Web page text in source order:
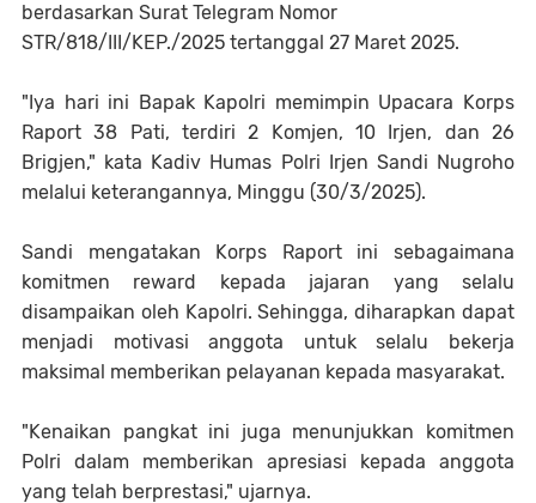
berdasarkan Surat Telegram Nomor
STR/818/III/KEP./2025 tertanggal 27 Maret 2025.
"Iya hari ini Bapak Kapolri memimpin Upacara Korps
Raport 38 Pati, terdiri 2 Komjen, 10 Irjen, dan 26
Brigjen," kata Kadiv Humas Polri Irjen Sandi Nugroho
melalui keterangannya, Minggu (30/3/2025).
Sandi mengatakan Korps Raport ini sebagaimana
komitmen reward kepada jajaran yang selalu
disampaikan oleh Kapolri. Sehingga, diharapkan dapat
menjadi motivasi anggota untuk selalu bekerja
maksimal memberikan pelayanan kepada masyarakat.
"Kenaikan pangkat ini juga menunjukkan komitmen
Polri dalam memberikan apresiasi kepada anggota
yang telah berprestasi," ujarnya.